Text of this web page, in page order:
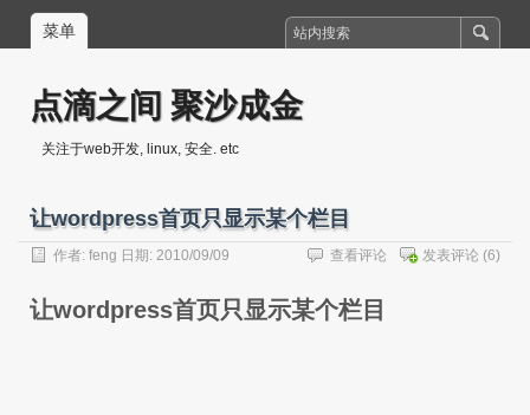
菜单
点滴之间 聚沙成金
关注于web开发, linux, 安全. etc
让wordpress首页只显示某个栏目
作者: feng 日期: 2010/09/09 发表评论 (6)
查看评论
让wordpress首页只显示某个栏目